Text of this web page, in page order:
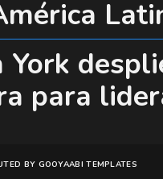
York
para
BY GOOYAABI TEMPLATES